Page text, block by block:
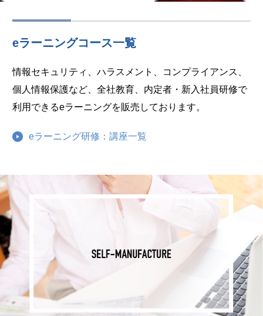
eラーニングコース一覧
情報セキュリティ、ハラスメント、コンプライアンス、
個人情報保護など、全社教育、内定者・新入社員研修で
利用できるeラーニングを販売しております。
eラーニング研修：講座一覧